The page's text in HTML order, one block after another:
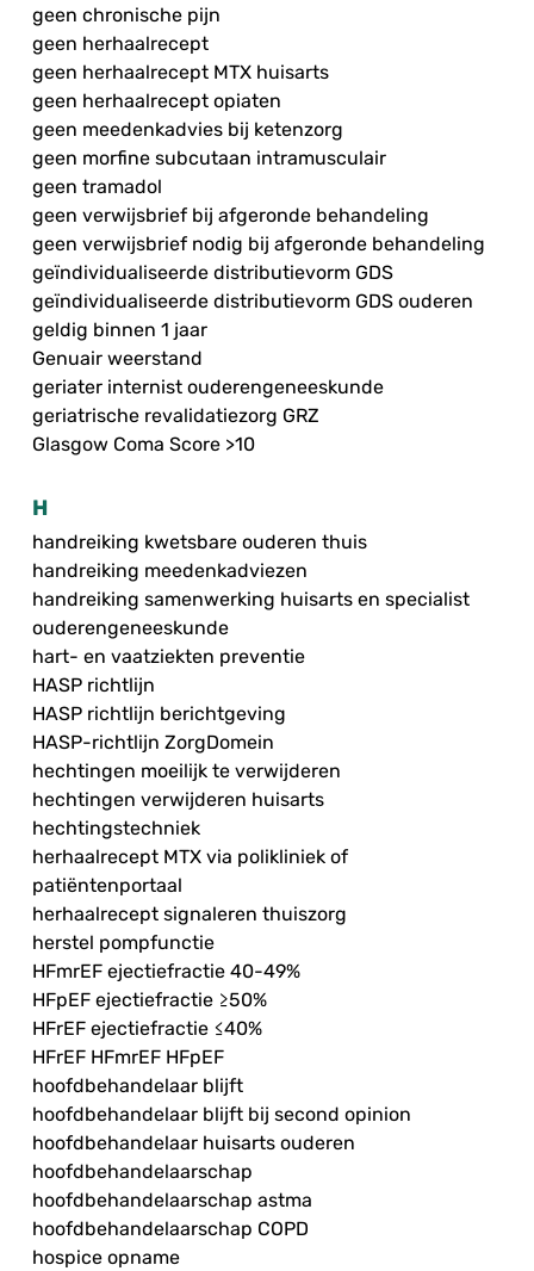
geen chronische pijn
geen herhaalrecept
geen herhaalrecept MTX huisarts
geen herhaalrecept opiaten
geen meedenkadvies bij ketenzorg
geen morfine subcutaan intramusculair
geen tramadol
geen verwijsbrief bij afgeronde behandeling
geen verwijsbrief nodig bij afgeronde behandeling
geïndividualiseerde distributievorm GDS
geïndividualiseerde distributievorm GDS ouderen
geldig binnen 1 jaar
Genuair weerstand
geriater internist ouderengeneeskunde
geriatrische revalidatiezorg GRZ
Glasgow Coma Score >10
H
handreiking kwetsbare ouderen thuis
handreiking meedenkadviezen
handreiking samenwerking huisarts en specialist
ouderengeneeskunde
hart- en vaatziekten preventie
HASP richtlijn
HASP richtlijn berichtgeving
HASP-richtlijn ZorgDomein
hechtingen moeilijk te verwijderen
hechtingen verwijderen huisarts
hechtingstechniek
herhaalrecept MTX via polikliniek of
patiëntenportaal
herhaalrecept signaleren thuiszorg
herstel pompfunctie
HFmrEF ejectiefractie 40-49%
HFpEF ejectiefractie ≥50%
HFrEF ejectiefractie ≤40%
HFrEF HFmrEF HFpEF
hoofdbehandelaar blijft
hoofdbehandelaar blijft bij second opinion
hoofdbehandelaar huisarts ouderen
hoofdbehandelaarschap
hoofdbehandelaarschap astma
hoofdbehandelaarschap COPD
hospice opname